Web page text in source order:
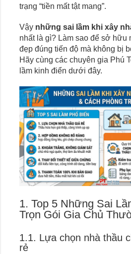
trạng “tiền mất tật mang”.
Vậy những sai lầm khi xây
nhất là gì? Làm sao để sở hữu
đẹp đúng tiến độ mà không bị
Hãy cùng các chuyên gia Phú
lầm kinh điển dưới đây.
1. Top 5 Những Sai
Trọn Gói Gia Chủ
1.1. Lựa chọn nhà thầu
rẻ